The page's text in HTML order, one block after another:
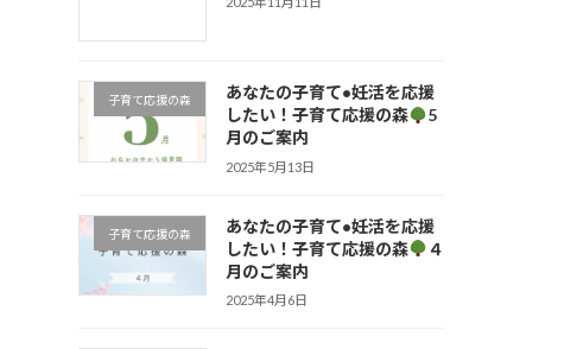
子育て応援の森
あなたの子育て•妊活を応援
したい！子育て応援の森
5
月のご案内
2025年5月13日
子育て応援の森
あなたの子育て•妊活を応援
したい！子育て応援の森
４
月のご案内
2025年4月6日